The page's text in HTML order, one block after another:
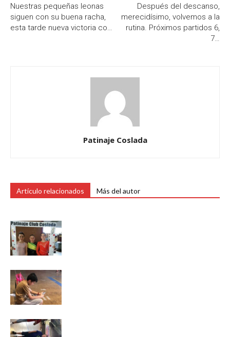
Nuestras pequeñas leonas
siguen con su buena racha,
esta tarde nueva victoria co…
Después del descanso,
merecidísimo, volvemos a la
rutina. Próximos partidos 6,
7…
Patinaje Coslada
Artículo relacionados Más del autor